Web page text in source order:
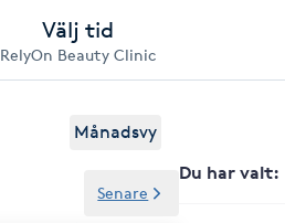
Välj tid
RelyOn Beauty Clinic
Månadsvy
Senare
Du har valt: